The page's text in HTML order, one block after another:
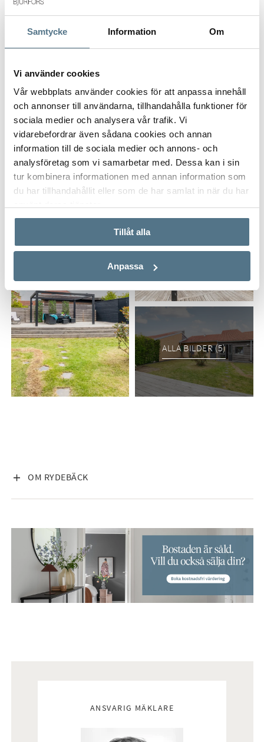
Samtycke Information Om
Vi använder cookies
Vår webbplats använder cookies för att anpassa innehåll
och annonser till användarna, tillhandahålla funktioner för
sociala medier och analysera vår trafik. Vi
vidarebefordrar även sådana cookies och annan
information till de sociala medier och annons- och
analysföretag som vi samarbetar med. Dessa kan i sin
tur kombinera informationen med annan information som
du har tillhandahållit eller som de har samlat in när du har
Tillåt alla
Anpassa
Ange ditt postnummer (5 siffror utan mellanslag)
ALLA BILDER (5)
OM RYDEBÄCK
VISA INNEHÅLL
ANSVARIG MÄKLARE